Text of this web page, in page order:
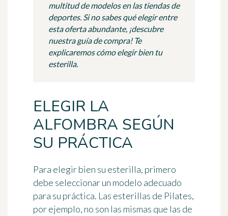
multitud de modelos en las tiendas de
deportes. Si no sabes qué elegir entre
esta oferta abundante, ¡descubre
nuestra guía de compra! Te
explicaremos cómo elegir bien tu
esterilla.
ELEGIR LA
ALFOMBRA SEGÚN
SU PRÁCTICA
Para elegir bien su esterilla, primero
debe seleccionar un modelo adecuado
para su práctica. Las esterillas de Pilates,
por ejemplo, no son las mismas que las de